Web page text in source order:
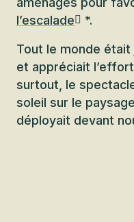
l’escalade
*.
Tout le monde était
et appréciait
surtout, le
soleil sur le
déployait devant